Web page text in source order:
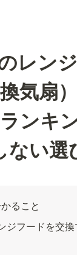
レン
気扇
ンキ
ない選
ること
ジフードを交